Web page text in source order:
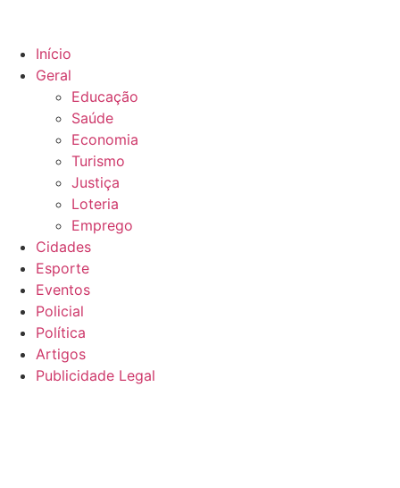
Início
Geral
Educação
Saúde
Economia
Turismo
Justiça
Loteria
Emprego
Cidades
Esporte
Eventos
Policial
Política
Artigos
Publicidade Legal